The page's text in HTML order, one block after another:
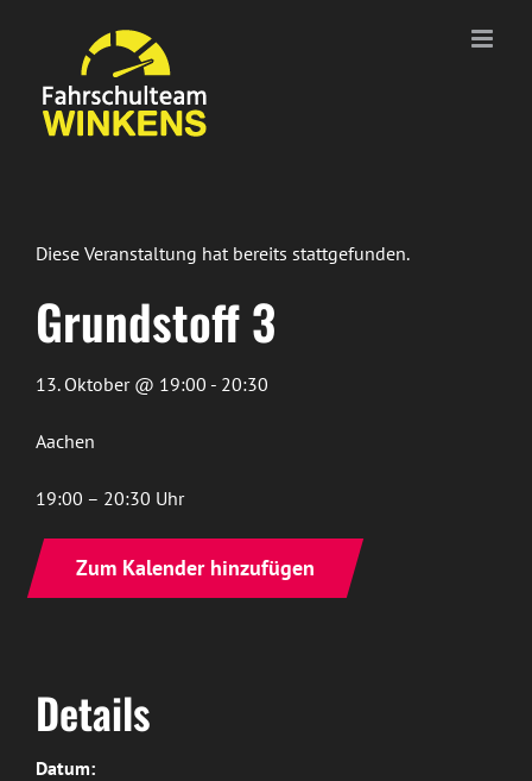
springen
Diese Veranstaltung hat bereits stattgefunden.
Grundstoff 3
13. Oktober @ 19:00 - 20:30
Aachen
19:00 – 20:30 Uhr
Zum Kalender hinzufügen
Details
Datum: